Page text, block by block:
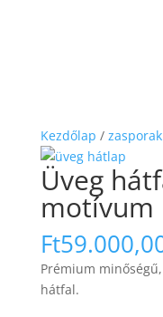
Kezdőlap / zasporak
Üveg
motívum
Ft
Prémium
hátfal.